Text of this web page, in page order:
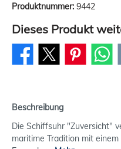
Produktnummer: 9442
Dieses Produkt
Beschreibung
Die Schiffsuhr "Zuversicht"
maritime Tradition mit